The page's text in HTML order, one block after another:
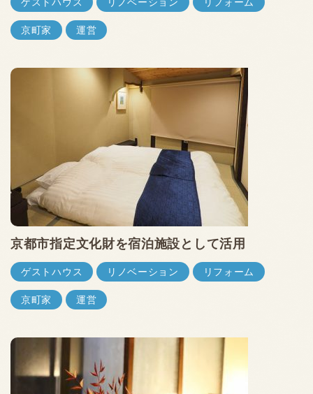
京町家 運営
京都市指定文化財を宿泊施設として活用
ゲストハウス リノベーション リフォーム
京町家 運営